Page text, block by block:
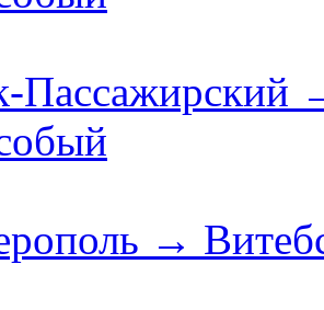
Пассажирский
→